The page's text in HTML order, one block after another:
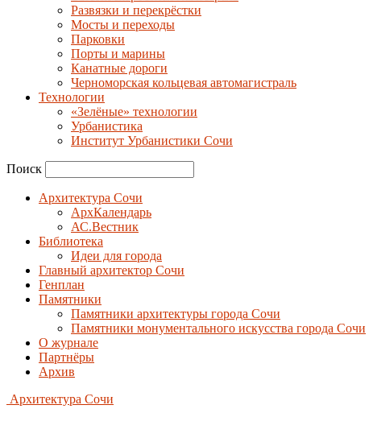
Развязки и перекрёстки
Мосты и переходы
Парковки
Порты и марины
Канатные дороги
Черноморская кольцевая автомагистраль
Технологии
«Зелёные» технологии
Урбанистика
Институт Урбанистики Сочи
Поиск
Архитектура Сочи
АрхКалендарь
АС.Вестник
Библиотека
Идеи для города
Главный архитектор Сочи
Генплан
Памятники
Памятники архитектуры города Сочи
Памятники монументального искусства города Сочи
О журнале
Партнёры
Архив
Архитектура Сочи